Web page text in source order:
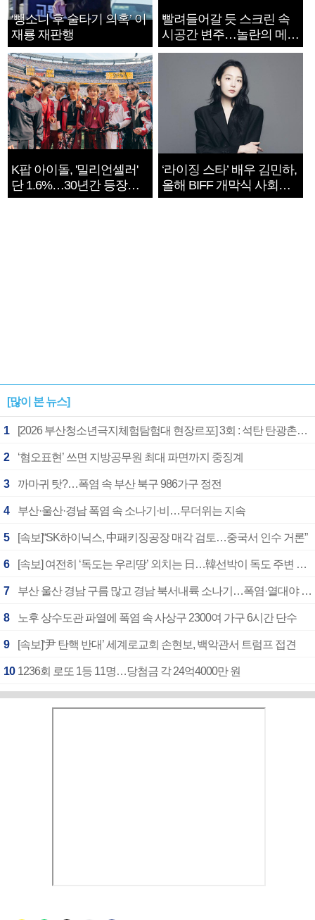
‘뺑소니 후 술타기 의혹’ 이
재룡 재판행
빨려들어갈 듯 스크린 속
시공간 변주…놀란의 메시
지는 ‘전쟁 속죄’
K팝 아이돌, '밀리언셀러'
단 1.6%…30년간 등장
1182개팀 전수조사
‘라이징 스타’ 배우 김민하,
올해 BIFF 개막식 사회자
확정
[많이 본 뉴스]
1 [2026 부산청소년극지체험탐험대 현장르포] 3회 : 석탄 탄광촌에서 북극 연구의 중심지로
2 ‘혐오표현’ 쓰면 지방공무원 최대 파면까지 중징계
3 까마귀 탓?…폭염 속 부산 북구 986가구 정전
4 부산·울산·경남 폭염 속 소나기·비…무더위는 지속
5 [속보]“SK하이닉스, 中패키징공장 매각 검토…중국서 인수 거론”
6 [속보] 여전히 ‘독도는 우리땅’ 외치는 日…韓선박이 독도 주변 해양조사 활동하자 반발
7 부산 울산 경남 구름 많고 경남 북서내륙 소나기…폭염·열대야 계속
8 노후 상수도관 파열에 폭염 속 사상구 2300여 가구 6시간 단수
9 [속보]‘尹 탄핵 반대’ 세계로교회 손현보, 백악관서 트럼프 접견
10 1236회 로또 1등 11명…당첨금 각 24억4000만 원